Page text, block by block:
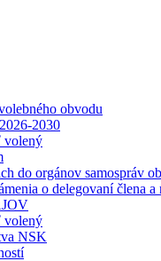
obvodu
2030
volený
do orgánov samospráv
o delegovaní člena
volený
NSK